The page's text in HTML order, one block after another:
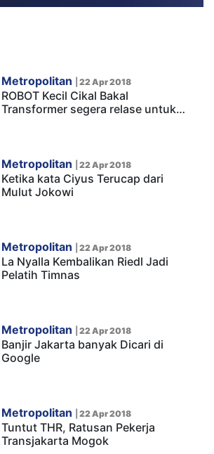
Metropolitan 22 Apr 2018
ROBOT Kecil Cikal Bakal
Transformer segera relase untuk…
Metropolitan 22 Apr 2018
Ketika kata Ciyus Terucap dari
Mulut Jokowi
Metropolitan 22 Apr 2018
La Nyalla Kembalikan Riedl Jadi
Pelatih Timnas
Metropolitan 22 Apr 2018
Banjir Jakarta banyak Dicari di
Google
Metropolitan 22 Apr 2018
Tuntut THR, Ratusan Pekerja
Transjakarta Mogok